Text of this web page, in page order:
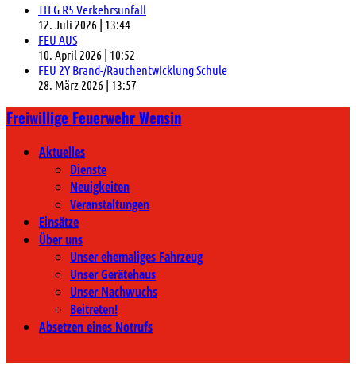
TH G R5 Verkehrsunfall
12. Juli 2026 | 13:44
FEU AUS
10. April 2026 | 10:52
FEU 2Y Brand-/Rauchentwicklung Schule
28. März 2026 | 13:57
Freiwillige Feuerwehr Wensin
Aktuelles
Dienste
Neuigkeiten
Veranstaltungen
Einsätze
Über uns
Unser ehemaliges Fahrzeug
Unser Gerätehaus
Unser Nachwuchs
Beitreten!
Absetzen eines Notrufs